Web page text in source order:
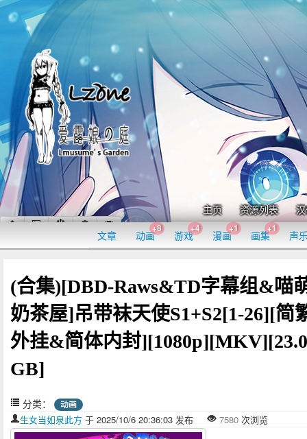
主页 资源列表
文章 动画
+8
游戏
+4
漫画
+1
画集
+1
声
(合集)[DBD-Raws&TD字幕组&喵
奶茶屋]吊带袜天使S1+S2[1-26][简
外挂&简体内封
GB]
分类： 动画
生女当如泉此方 于 2025/10/6 20:36:03 发布 7580 次浏览